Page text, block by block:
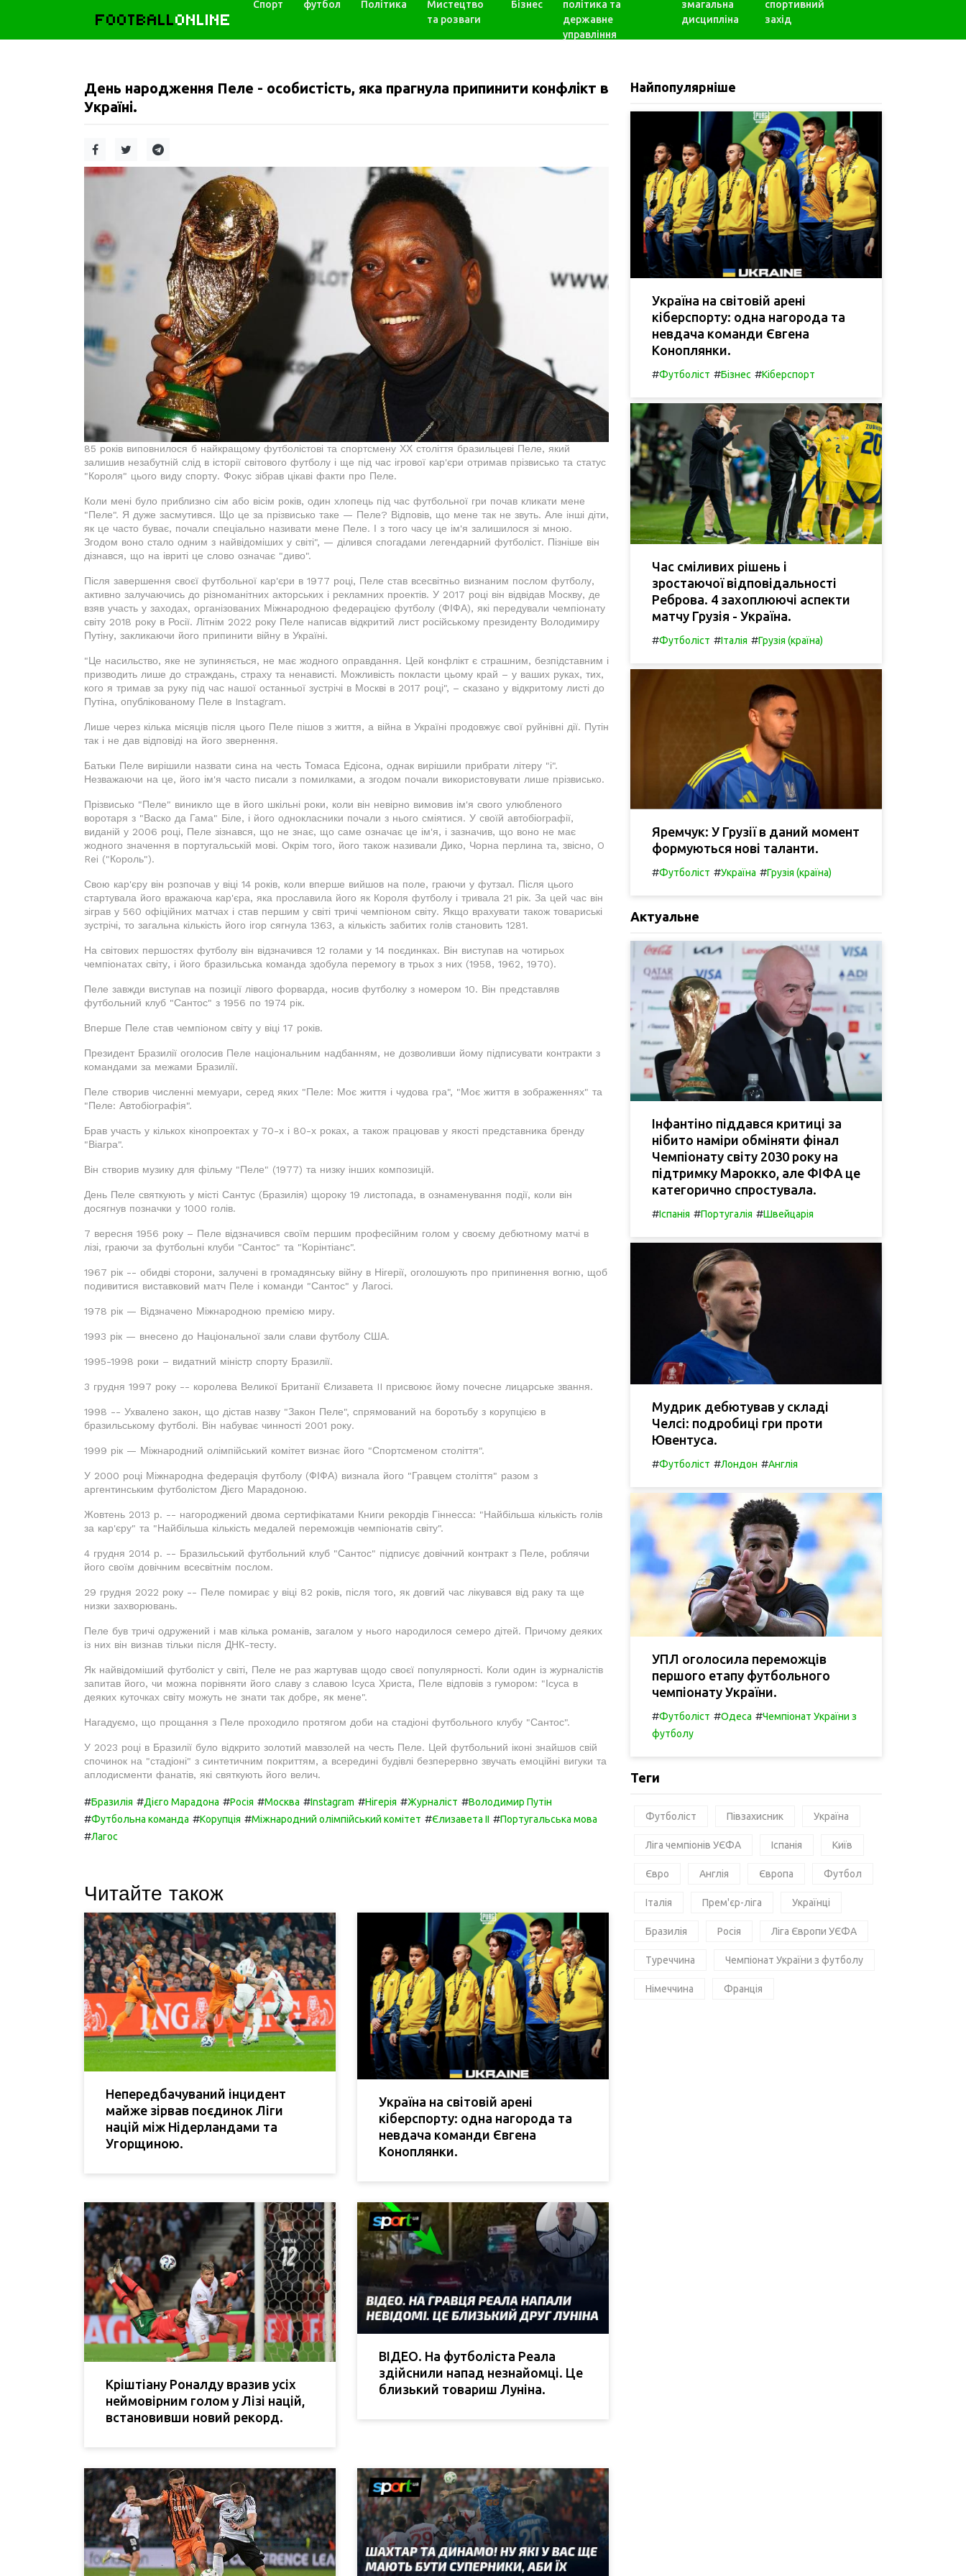
FOOTBALLONLINE
Спорт футбол Політика
Мистецтво
та розваги
Бізнес
політика та
державне
управління
змагальна
дисципліна
спортивний
захід
День народження Пеле - особистість, яка прагнула припинити конфлікт в
Україні.
85 років виповнилося б найкращому футболістові та спортсмену ХХ століття бразильцеві Пеле, який
залишив незабутній слід в історії світового футболу і ще під час ігрової кар'єри отримав прізвисько та статус
"Короля" цього виду спорту. Фокус зібрав цікаві факти про Пеле.
Коли мені було приблизно сім або вісім років, один хлопець під час футбольної гри почав кликати мене
"Пеле". Я дуже засмутився. Що це за прізвисько таке — Пеле? Відповів, що мене так не звуть. Але інші діти,
як це часто буває, почали спеціально називати мене Пеле. І з того часу це ім'я залишилося зі мною.
Згодом воно стало одним з найвідоміших у світі", — ділився спогадами легендарний футболіст. Пізніше він
дізнався, що на івриті це слово означає "диво".
Після завершення своєї футбольної кар'єри в 1977 році, Пеле став всесвітньо визнаним послом футболу,
активно залучаючись до різноманітних акторських і рекламних проектів. У 2017 році він відвідав Москву, де
взяв участь у заходах, організованих Міжнародною федерацією футболу (ФІФА), які передували чемпіонату
світу 2018 року в Росії. Літнім 2022 року Пеле написав відкритий лист російському президенту Володимиру
Путіну, закликаючи його припинити війну в Україні.
"Це насильство, яке не зупиняється, не має жодного оправдання. Цей конфлікт є страшним, безпідставним і
призводить лише до страждань, страху та ненависті. Можливість покласти цьому край – у ваших руках, тих,
кого я тримав за руку під час нашої останньої зустрічі в Москві в 2017 році", – сказано у відкритому листі до
Путіна, опублікованому Пеле в Instagram.
Лише через кілька місяців після цього Пеле пішов з життя, а війна в Україні продовжує свої руйнівні дії. Путін
так і не дав відповіді на його звернення.
Батьки Пеле вирішили назвати сина на честь Томаса Едісона, однак вирішили прибрати літеру "і".
Незважаючи на це, його ім'я часто писали з помилками, а згодом почали використовувати лише прізвисько.
Прізвисько "Пеле" виникло ще в його шкільні роки, коли він невірно вимовив ім'я свого улюбленого
воротаря з "Васко да Гама" Біле, і його однокласники почали з нього сміятися. У своїй автобіографії,
виданій у 2006 році, Пеле зізнався, що не знає, що саме означає це ім'я, і зазначив, що воно не має
жодного значення в португальській мові. Окрім того, його також називали Дико, Чорна перлина та, звісно, O
Rei ("Король").
Свою кар'єру він розпочав у віці 14 років, коли вперше вийшов на поле, граючи у футзал. Після цього
стартувала його вражаюча кар'єра, яка прославила його як Короля футболу і тривала 21 рік. За цей час він
зіграв у 560 офіційних матчах і став першим у світі тричі чемпіоном світу. Якщо врахувати також товариські
зустрічі, то загальна кількість його ігор сягнула 1363, а кількість забитих голів становить 1281.
На світових першостях футболу він відзначився 12 голами у 14 поєдинках. Він виступав на чотирьох
чемпіонатах світу, і його бразильська команда здобула перемогу в трьох з них (1958, 1962, 1970).
Пеле завжди виступав на позиції лівого форварда, носив футболку з номером 10. Він представляв
футбольний клуб "Сантос" з 1956 по 1974 рік.
Вперше Пеле став чемпіоном світу у віці 17 років.
Президент Бразилії оголосив Пеле національним надбанням, не дозволивши йому підписувати контракти з
командами за межами Бразилії.
Пеле створив численні мемуари, серед яких "Пеле: Моє життя і чудова гра", "Моє життя в зображеннях" та
"Пеле: Автобіографія".
Брав участь у кількох кінопроектах у 70-х і 80-х роках, а також працював у якості представника бренду
"Віагра".
Він створив музику для фільму "Пеле" (1977) та низку інших композицій.
День Пеле святкують у місті Сантус (Бразилія) щороку 19 листопада, в ознаменування події, коли він
досягнув позначки у 1000 голів.
7 вересня 1956 року – Пеле відзначився своїм першим професійним голом у своєму дебютному матчі в
лізі, граючи за футбольні клуби "Сантос" та "Корінтіанс".
1967 рік -- обидві сторони, залучені в громадянську війну в Нігерії, оголошують про припинення вогню, щоб
подивитися виставковий матч Пеле і команди "Сантос" у Лагосі.
1978 рік — Відзначено Міжнародною премією миру.
1993 рік — внесено до Національної зали слави футболу США.
1995-1998 роки – видатний міністр спорту Бразилії.
3 грудня 1997 року -- королева Великої Британії Єлизавета II присвоює йому почесне лицарське звання.
1998 -- Ухвалено закон, що дістав назву "Закон Пеле", спрямований на боротьбу з корупцією в
бразильському футболі. Він набуває чинності 2001 року.
1999 рік — Міжнародний олімпійський комітет визнає його "Спортсменом століття".
У 2000 році Міжнародна федерація футболу (ФІФА) визнала його "Гравцем століття" разом з
аргентинським футболістом Дієго Марадоною.
Жовтень 2013 р. -- нагороджений двома сертифікатами Книги рекордів Гіннесса: "Найбільша кількість голів
за кар'єру" та "Найбільша кількість медалей переможців чемпіонатів світу".
4 грудня 2014 р. -- Бразильський футбольний клуб "Сантос" підписує довічний контракт з Пеле, роблячи
його своїм довічним всесвітнім послом.
29 грудня 2022 року -- Пеле помирає у віці 82 років, після того, як довгий час лікувався від раку та ще
низки захворювань.
Пеле був тричі одружений і мав кілька романів, загалом у нього народилося семеро дітей. Причому деяких
із них він визнав тільки після ДНК-тесту.
Як найвідоміший футболіст у світі, Пеле не раз жартував щодо своєї популярності. Коли один із журналістів
запитав його, чи можна порівняти його славу з славою Ісуса Христа, Пеле відповів з гумором: "Ісуса в
деяких куточках світу можуть не знати так добре, як мене".
Нагадуємо, що прощання з Пеле проходило протягом доби на стадіоні футбольного клубу "Сантос".
У 2023 році в Бразилії було відкрито золотий мавзолей на честь Пеле. Цей футбольний іконі знайшов свій
спочинок на "стадіоні" з синтетичним покриттям, а всередині будівлі безперервно звучать емоційні вигуки та
аплодисменти фанатів, які святкують його велич.
#Бразилія #Дієго Марадона #Росія #Москва #Instagram #Нігерія #Журналіст #Володимир Путін
#Футбольна команда #Корупція #Міжнародний олімпійський комітет #Єлизавета II #Португальська мова
#Лагос
Читайте також
Непередбачуваний інцидент
майже зірвав поєдинок Ліги
націй між Нідерландами та
Угорщиною.
Україна на світовій арені
кіберспорту: одна нагорода та
невдача команди Євгена
Коноплянки.
Кріштіану Роналду вразив усіх
неймовірним голом у Лізі націй,
встановивши новий рекорд.
ВІДЕО. На футболіста Реала
здійснили напад незнайомці. Це
близький товариш Луніна.
Найпопулярніше
Україна на світовій арені
кіберспорту: одна нагорода та
невдача команди Євгена
Коноплянки.
#Футболіст #Бізнес #Кіберспорт
Час сміливих рішень і
зростаючої відповідальності
Реброва. 4 захоплюючі аспекти
матчу Грузія - Україна.
#Футболіст #Італія #Грузія (країна)
Яремчук: У Грузії в даний момент
формуються нові таланти.
#Футболіст #Україна #Грузія (країна)
Актуальне
Інфантіно піддався критиці за
нібито наміри обміняти фінал
Чемпіонату світу 2030 року на
підтримку Марокко, але ФІФА це
категорично спростувала.
#Іспанія #Португалія #Швейцарія
Мудрик дебютував у складі
Челсі: подробиці гри проти
Ювентуса.
#Футболіст #Лондон #Англія
УПЛ оголосила переможців
першого етапу футбольного
чемпіонату України.
#Футболіст #Одеса #Чемпіонат України з
футболу
Теги
Футболіст Півзахисник Україна
Ліга чемпіонів УЄФА Іспанія Київ
Євро Англія Європа Футбол
Італія Прем'єр-ліга Українці
Бразилія Росія Ліга Європи УЄФА
Туреччина Чемпіонат України з футболу
Німеччина Франція